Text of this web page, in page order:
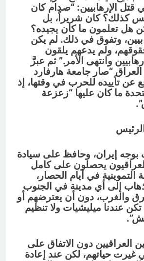
الإرهابيين: “صدام كان
كذلك؟ كان شريراً، بل
هل تعلمون ما كان يجيده؟
وتفوق في ذلك. لم يكن
ولم يدعهم يلقون
وانتهى الأمر.” ثم عبرَّ
“صار جامعة هارفارد
عن تأييده للحرب في وقتها، إذ
ما كان عليها “زعزعة
إيران، وحافظ على سيادة
يحصلون على كامل
التموينية في أيام الحصار،
إلى أي مدينة في الجنوب
والغرب، دون أن يعترضهم أو
عندنا ميليشيات ولا تنظيم
العراقيين دون الاتفاق على
غيرت حياتهم، لكن عند إعادة